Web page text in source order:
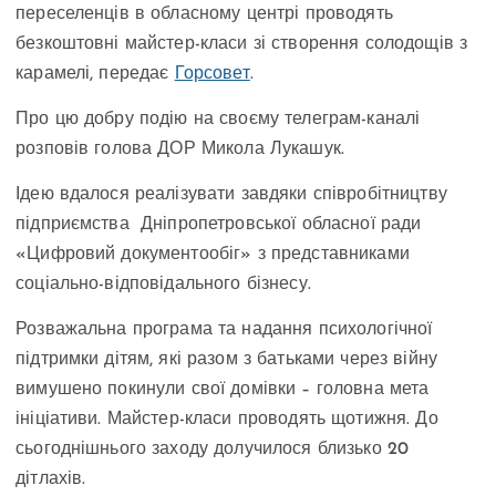
переселенців в обласному центрі проводять
безкоштовні майстер-класи зі створення солодощів з
карамелі, передає Горсовет.
Про цю добру подію на своєму телеграм-каналі
розповів голова ДОР Микола Лукашук.
Ідею вдалося реалізувати завдяки співробітництву
підприємства Дніпропетровської обласної ради
«Цифровий документообіг» з представниками
соціально-відповідального бізнесу.
Розважальна програма та надання психологічної
підтримки дітям, які разом з батьками через війну
вимушено покинули свої домівки – головна мета
ініціативи. Майстер-класи проводять щотижня. До
сьогоднішнього заходу долучилося близько 20
дітлахів.